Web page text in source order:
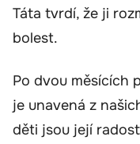
Táta tvrdí, že ji
bolest.
Po dvou měsících
je unavená z
děti jsou její